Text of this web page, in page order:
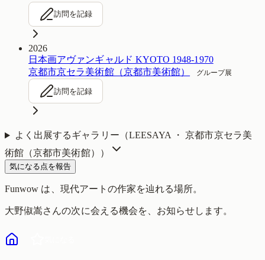
訪問を記録
2026
日本画アヴァンギャルド KYOTO 1948-1970
京都市京セラ美術館（京都市美術館）
グループ展
訪問を記録
よく出展するギャラリー（LEESAYA ・ 京都市京セラ美
術館（京都市美術館）
）
気になる点を報告
Funwow は、現代アートの作家を辿れる場所。
大野俶嵩さんの次に会える機会を、お知らせします。